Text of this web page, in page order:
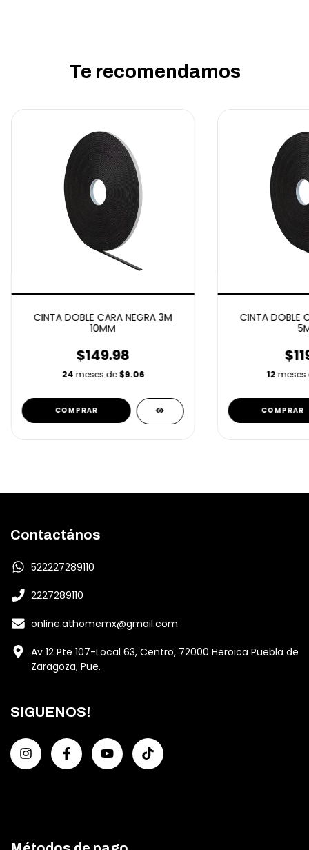
Te recomendamos
CINTA DOBLE CARA NEGRA 3M
10MM
$149.98
24 meses de$9.06
CINTA DOBLE
12
Contactános
522227289110
2227289110
online.athomemx@gmail.com
Av 12 Pte 107-Local 63, Centro, 72000 Heroica Puebla de
Zaragoza, Pue.
SIGUENOS!